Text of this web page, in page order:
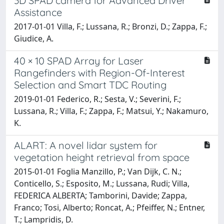
Assistance
2017-01-01 Villa, F.; Lussana, R.; Bronzi, D.; Zappa, F.;
Giudice, A.
40 × 10 SPAD Array for Laser
Rangefinders with Region-Of-Interest
Selection and Smart TDC Routing
2019-01-01 Federico, R.; Sesta, V.; Severini, F.;
Lussana, R.; Villa, F.; Zappa, F.; Matsui, Y.; Nakamuro,
K.
ALART: A novel lidar system for
vegetation height retrieval from space
2015-01-01 Foglia Manzillo, P.; Van Dijk, C. N.;
Conticello, S.; Esposito, M.; Lussana, Rudi; Villa,
FEDERICA ALBERTA; Tamborini, Davide; Zappa,
Franco; Tosi, Alberto; Roncat, A.; Pfeiffer, N.; Entner,
T.; Lampridis, D.